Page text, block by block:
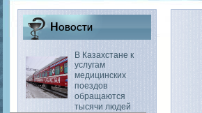
Новости
В Казахстане к
услугам
медицинских
поездов
обращаются
тысячи людей